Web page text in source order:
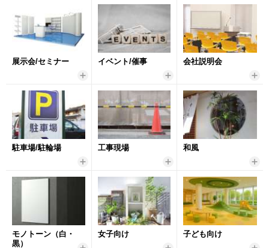
展示会/セミナー イベント/催事 会社説明会
駐車場/駐輪場 工事現場 和風
モノトーン（白・
黒）
女子向け 子ども向け